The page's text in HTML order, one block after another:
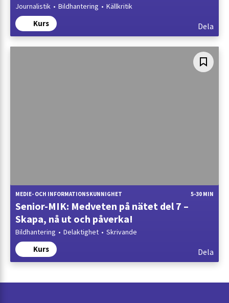
Journalistik Bildhantering Källkritik
Kurs Dela
MEDIE- OCH INFORMATIONSKUNNIGHET 5-30 MIN
Senior-MIK: Medveten på nätet del 7 –
Skapa, nå ut och påverka!
Bildhantering Delaktighet Skrivande
Kurs Dela